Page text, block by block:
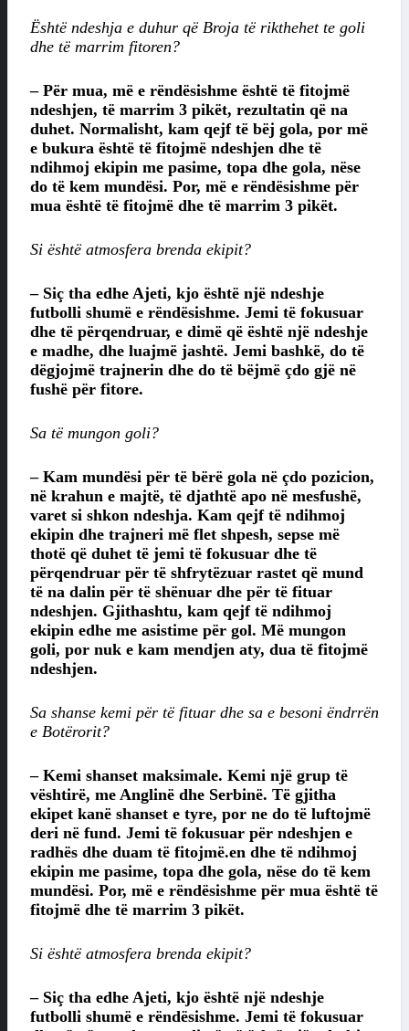
Është ndeshja e duhur që Broja të rikthehet te goli
dhe të marrim fitoren?
– Për mua, më e rëndësishme është të fitojmë
ndeshjen, të marrim 3 pikët, rezultatin që na
duhet. Normalisht, kam qejf të bëj gola, por më
e bukura është të fitojmë ndeshjen dhe të
ndihmoj ekipin me pasime, topa dhe gola, nëse
do të kem mundësi. Por, më e rëndësishme për
mua është të fitojmë dhe të marrim 3 pikët.
Si është atmosfera brenda ekipit?
– Siç tha edhe Ajeti, kjo është një ndeshje
futbolli shumë e rëndësishme. Jemi të fokusuar
dhe të përqendruar, e dimë që është një ndeshje
e madhe, dhe luajmë jashtë. Jemi bashkë, do të
dëgjojmë trajnerin dhe do të bëjmë çdo gjë në
fushë për fitore.
Sa të mungon goli?
– Kam mundësi për të bërë gola në çdo pozicion,
në krahun e majtë, të djathtë apo në mesfushë,
varet si shkon ndeshja. Kam qejf të ndihmoj
ekipin dhe trajneri më flet shpesh, sepse më
thotë që duhet të jemi të fokusuar dhe të
përqendruar për të shfrytëzuar rastet që mund
të na dalin për të shënuar dhe për të fituar
ndeshjen. Gjithashtu, kam qejf të ndihmoj
ekipin edhe me asistime për gol. Më mungon
goli, por nuk e kam mendjen aty, dua të fitojmë
ndeshjen.
Sa shanse kemi për të fituar dhe sa e besoni ëndrrën
e Botërorit?
– Kemi shanset maksimale. Kemi një grup të
vështirë, me Anglinë dhe Serbinë. Të gjitha
ekipet kanë shanset e tyre, por ne do të luftojmë
deri në fund. Jemi të fokusuar për ndeshjen e
radhës dhe duam të fitojmë.en dhe të ndihmoj
ekipin me pasime, topa dhe gola, nëse do të kem
mundësi. Por, më e rëndësishme për mua është të
fitojmë dhe të marrim 3 pikët.
Si është atmosfera brenda ekipit?
– Siç tha edhe Ajeti, kjo është një ndeshje
futbolli shumë e rëndësishme. Jemi të fokusuar